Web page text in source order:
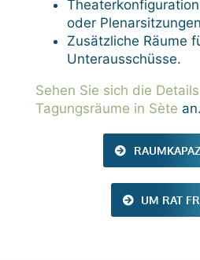
oder
Zusätzliche Räume
Unterausschüsse.
Sehen Sie sich die
Tagungsräume in Sète an.
UM RAT